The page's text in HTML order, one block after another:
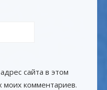
сайта в этом
комментариев.